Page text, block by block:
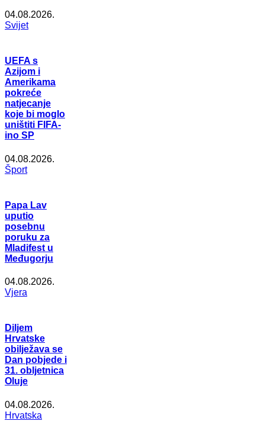
04.08.2026.
Svijet
UEFA s
Azijom i
Amerikama
pokreće
natjecanje
koje bi moglo
uništiti FIFA-
ino SP
04.08.2026.
Šport
Papa Lav
uputio
posebnu
poruku za
Mladifest u
Međugorju
04.08.2026.
Vjera
Diljem
Hrvatske
obilježava se
Dan pobjede i
31. obljetnica
Oluje
04.08.2026.
Hrvatska